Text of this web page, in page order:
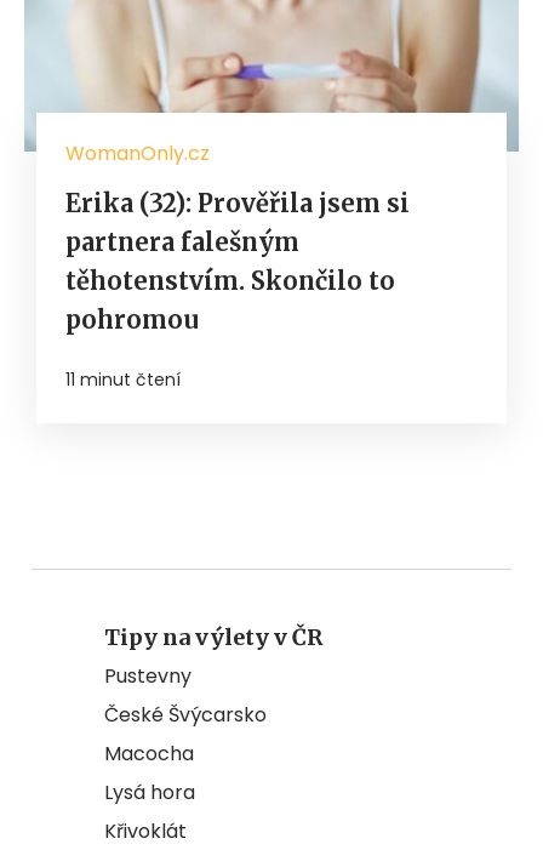
WomanOnly.cz
Erika (32): Prověřila jsem si
partnera falešným
těhotenstvím. Skončilo to
pohromou
11 minut čtení
Tipy na výlety v ČR
Pustevny
České Švýcarsko
Macocha
Lysá hora
Křivoklát